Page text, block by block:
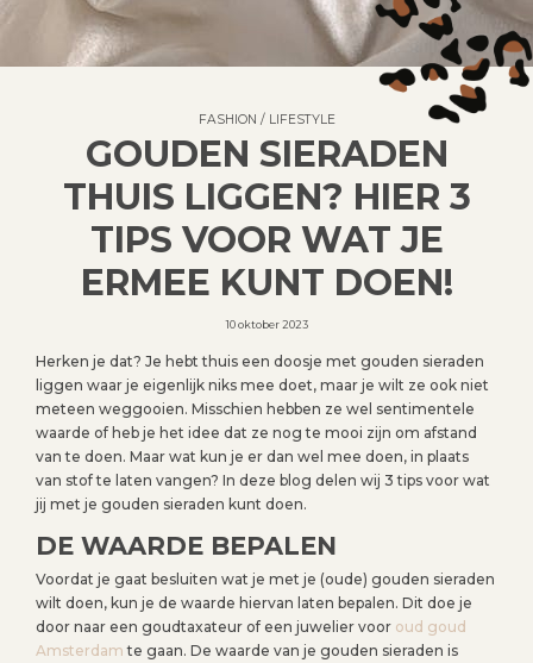
FASHION / LIFESTYLE
GOUDEN SIERADEN
THUIS LIGGEN? HIER 3
TIPS VOOR WAT JE
ERMEE KUNT DOEN!
10 oktober 2023
Herken je dat? Je hebt thuis een doosje met gouden sieraden
liggen waar je eigenlijk niks mee doet, maar je wilt ze ook niet
meteen weggooien. Misschien hebben ze wel sentimentele
waarde of heb je het idee dat ze nog te mooi zijn om afstand
van te doen. Maar wat kun je er dan wel mee doen, in plaats
van stof te laten vangen? In deze blog delen wij 3 tips voor wat
jij met je gouden sieraden kunt doen.
DE WAARDE BEPALEN
Voordat je gaat besluiten wat je met je (oude) gouden sieraden
wilt doen, kun je de waarde hiervan laten bepalen. Dit doe je
door naar een goudtaxateur of een juwelier voor oud goud
Amsterdam te gaan. De waarde van je gouden sieraden is